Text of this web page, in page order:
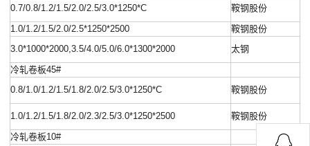
0.7/0.8/1.2/1.5/2.0/2.5/3.0*1250*C
鞍钢股份
1.0/1.2/1.5/2.0/2.5*1250*2500
鞍钢股份
3.0*1000*2000,3.5/4.0/5.0/6.0*1300*2000
太钢
冷轧卷板45#
0.8/1.0/1.2/1.5/1.8/2.0/2.5/3.0*1250*C
鞍钢股份
1.0/1.2/1.5/1.8/2.0/2.3/2.5/3.0*1250*2500
鞍钢股份
冷轧卷板10#